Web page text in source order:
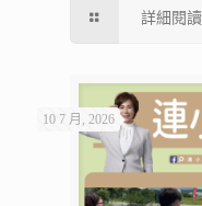
詳細閱讀
10 7 月, 2026